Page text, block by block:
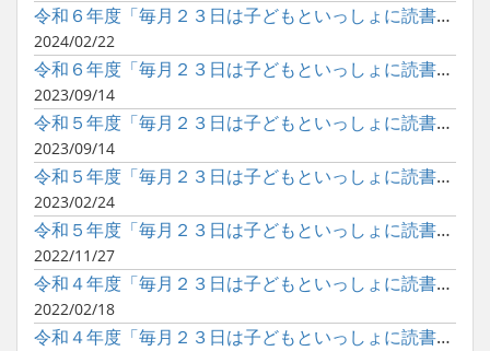
令和６年度「毎月２３日は子どもといっしょに読書の日」のポスタ...
2024/02/22
令和６年度「毎月２３日は子どもといっしょに読書の日」のポスタ...
2023/09/14
令和５年度「毎月２３日は子どもといっしょに読書の日」の巡回展...
2023/09/14
令和５年度「毎月２３日は子どもといっしょに読書の日」のポスタ...
2023/02/24
令和５年度「毎月２３日は子どもといっしょに読書の日」のポスタ...
2022/11/27
令和４年度「毎月２３日は子どもといっしょに読書の日」の巡回展...
2022/02/18
令和４年度「毎月２３日は子どもといっしょに読書の日」のポスタ...